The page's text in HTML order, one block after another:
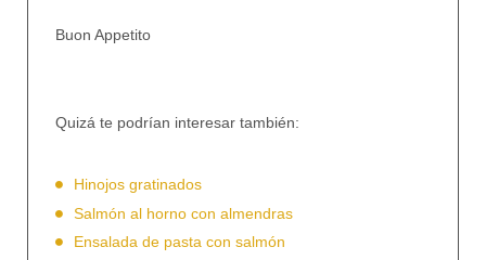
Buon Appetito
Quizá te podrían interesar también:
Hinojos gratinados
Salmón al horno con almendras
Ensalada de pasta con salmón